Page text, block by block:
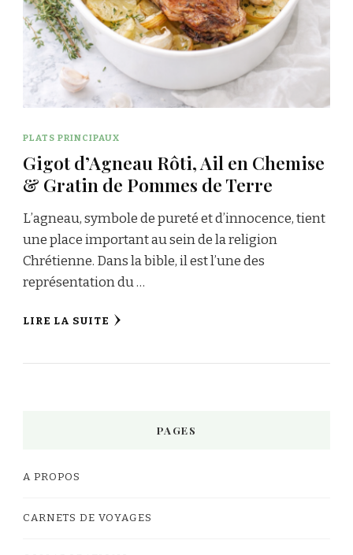
PLATS PRINCIPAUX
Gigot d’Agneau Rôti, Ail en Chemise
& Gratin de Pommes de Terre
L’agneau, symbole de pureté et d’innocence, tient
une place important au sein de la religion
Chrétienne. Dans la bible, il est l’une des
représentation du …
LIRE LA SUITE
PAGES
A PROPOS
CARNETS DE VOYAGES